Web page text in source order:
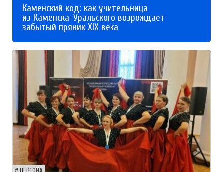
Каменский код: как учительница
из Каменска-Уральского возрождает
забытый пряник XIX века
ПЕРСОНА